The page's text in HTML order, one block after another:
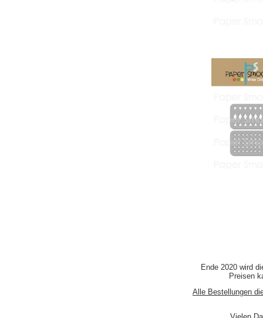
Ende 2020 wird
Preisen
Alle Bestellungen